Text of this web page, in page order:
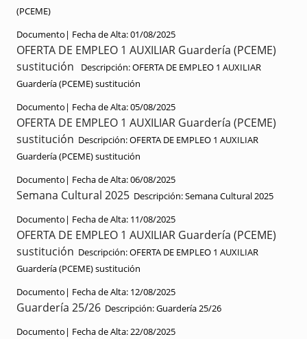
(PCEME)
Documento| Fecha de Alta:01/08/2025
OFERTA DE EMPLEO 1 AUXILIAR Guardería (PCEME)
sustitución
Descripción:OFERTA DE EMPLEO 1 AUXILIAR
Guardería (PCEME) sustitución
Documento| Fecha de Alta:05/08/2025
OFERTA DE EMPLEO 1 AUXILIAR Guardería (PCEME)
sustitución Descripción:OFERTA DE EMPLEO 1 AUXILIAR
Guardería (PCEME) sustitución
Documento| Fecha de Alta:06/08/2025
Semana Cultural 2025 Descripción:Semana Cultural 2025
Documento| Fecha de Alta: 11/08/2025
OFERTA DE EMPLEO 1 AUXILIAR Guardería (PCEME)
sustitución Descripción:OFERTA DE EMPLEO 1 AUXILIAR
Guardería (PCEME) sustitución
Documento| Fecha de Alta: 12/08/2025
Guardería 25/26 Descripción:Guardería 25/26
Documento| Fecha de Alta:22/08/2025